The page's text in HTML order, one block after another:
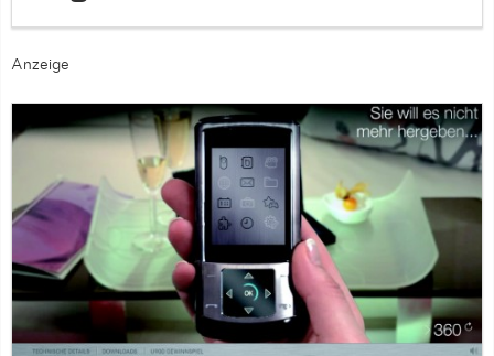
Anzeige